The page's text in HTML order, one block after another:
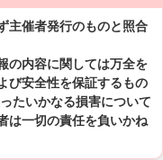
主催者発行のものと照合
の内容に関しては万全を
び安全性を保証するもの
たいかなる損害について
は一切の責任を負いかね